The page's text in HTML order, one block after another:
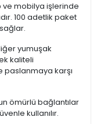
ve mobilya işlerinde
100 adetlik paket
yumuşak
kaliteli
paslanmaya karşı
ömürlü bağlantılar
kullanılır.